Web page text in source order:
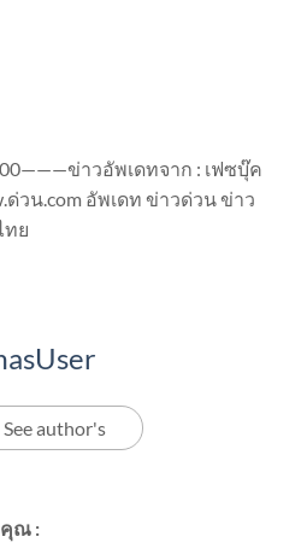
ข่าวอัพเดทจาก : เฟซบุ๊ค
วน.com อัพเดท ข่าวด่วน ข่าว
ทย
See author's
ณ :